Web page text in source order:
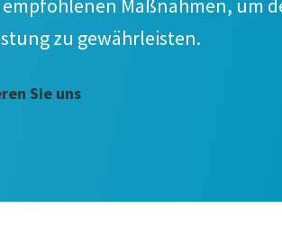
Maßnahmen, um
zu gewährleisten.
Sie uns